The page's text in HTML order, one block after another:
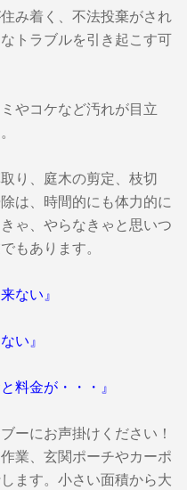
み着く、不法投棄がされ
トラブルを引き起こす可
やコケなど汚れが目立
り、庭木の剪定、枝切
は、時間的にも体力的に
ゃ、やらなきゃと思いつ
もあります。
ない』
い』
料金が・・・』
ーにお声掛けください！
業、玄関ポーチやカーポ
ます。小さい面積から大